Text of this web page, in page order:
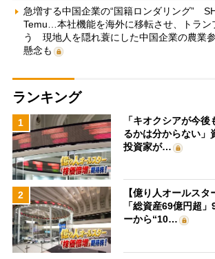
急増する中国企業の“国籍ロンダリング”
Temu…本社機能を海外に移転させ、トラン
う 現地人を隠れ蓑にした中国企業の農業
懸念も
ランキング
1
「キオクシアが今
るかは分からない」
投資家が…
2
【億り人オールスタ
「総資産69億円超
ーから“10…